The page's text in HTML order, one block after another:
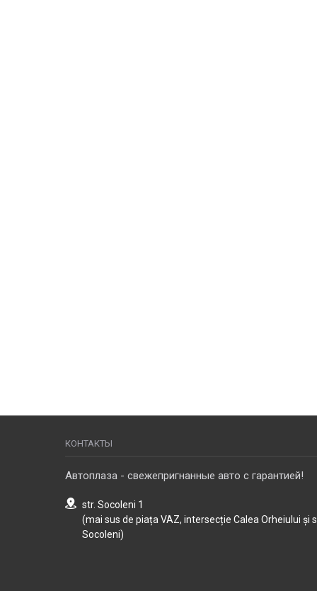
КОНТАКТЫ
Автоплаза - свежепригнанные авто с гарантией!
str. Socoleni 1
(mai sus de piața VAZ, intersecție Calea Orheiului și
Socoleni)